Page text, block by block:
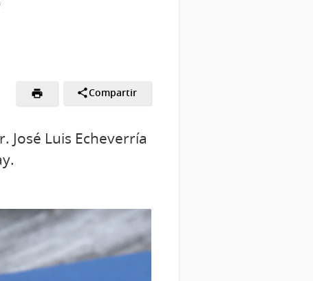
Compartir
José Luis Echeverría